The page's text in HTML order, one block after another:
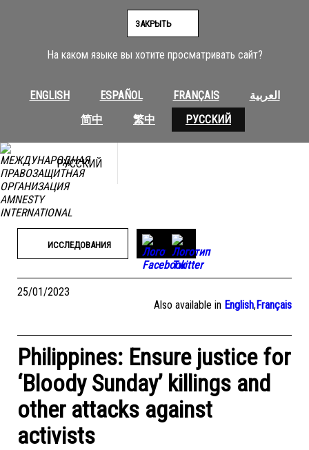
На каком языке вы хотите просматривать сайт?
ENGLISH ESPAÑOL FRANÇAIS
العربية
简中
繁中 РУССКИЙ
ЗАКРЫТЬ
РУССКИЙ
ИССЛЕДОВАНИЯ
25/01/2023
Also available in English,Français
Philippines: Ensure justice for
‘Bloody Sunday’ killings and
other attacks against
activists